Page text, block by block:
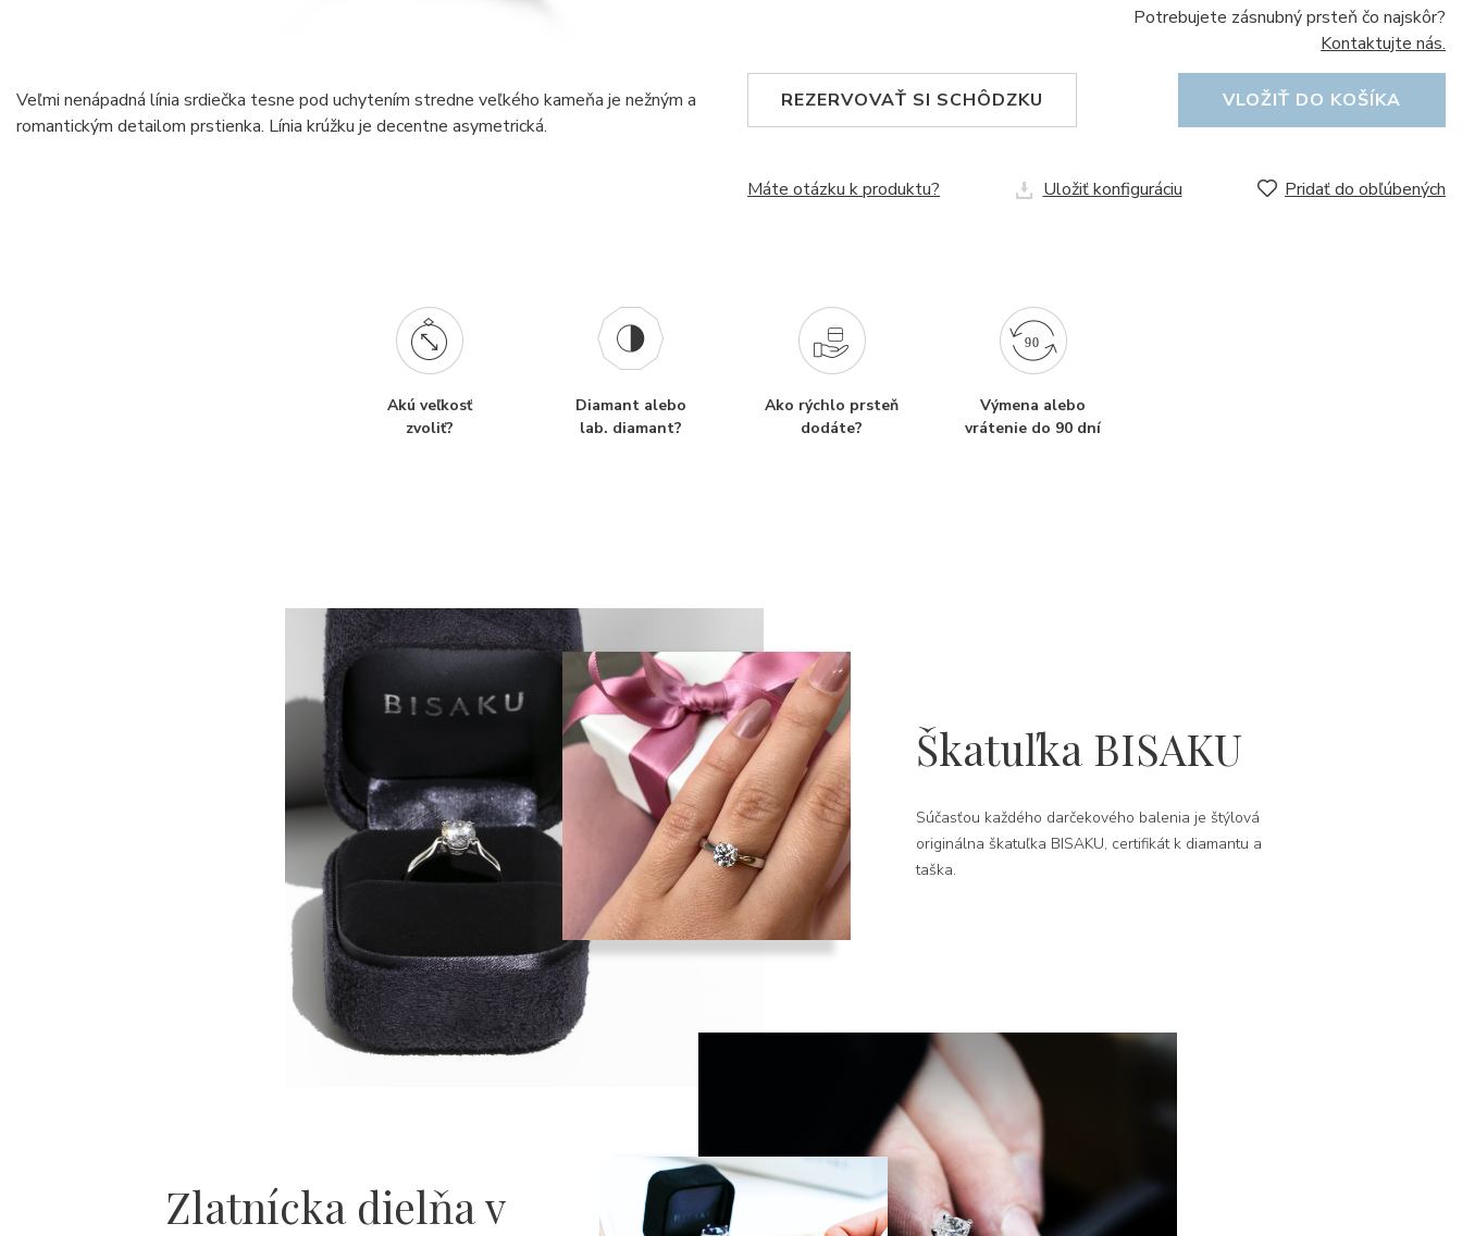
Veľmi nenápadná línia srdiečka tesne pod uchytením stredne veľkého kameňa je nežným a
romantickým detailom prstienka. Línia krúžku je decentne asymetrická.
Potrebujete zásnubný prsteň čo najskôr?
Kontaktujte nás.
REZERVOVAŤ SI SCHÔDZKU VLOŽIŤ DO KOŠÍKA
Máte otázku k produktu? Uložiť konfiguráciu Pridať do obľúbených
Akú veľkosť
zvoliť?
Diamant alebo
lab. diamant?
Ako rýchlo prsteň
dodáte?
Výmena alebo
vrátenie do 90 dní
Škatuľka BISAKU
Súčasťou každého darčekového balenia je štýlová
originálna škatuľka BISAKU, certifikát k diamantu a
taška.
Zlatnícka dielňa v